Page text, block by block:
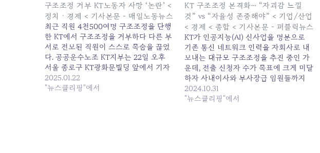
구조조정 거부 KT노동자 사망 ‘논란’ <
정치ㆍ경제 < 기사본문 - 매일노동뉴스
최근 직원 4천500여명 구조조정을 단행
한 KT에서 구조조정을 거부하다 다른 부
서로 전보된 직원이 스스로 목숨을 끊었
다. 공공운수노조 KT지부는 22일 오후
서울 종로구 KT광화문빌딩 앞에서 기자
회견을 열고 “KT경영진은 일방적이고 강
압적인 구조조정을 중단하고 노동자 죽
2025.01.22
"뉴스클리핑"에서
KT 구조조정 본격화… “자괴감 느낄
것” vs “자율성 존중해야” < 기업/산업
< 경제 < 종합 < 기사본문 - 퍼블릭뉴스
KT가 인공지능(AI) 신사업을 명분으로
기존 통신 네트워크 인력을 자회사로 내
보내는 대규모 구조조정을 추진 중인 가
운데, 전출 신청자 수가 목표에 크게 미달
하자 사내이사와 부사장급 임원들까지
동원해 전국을 돌며 사실상 전출 강요에
나서고 있어 논란이 일고 있다.직원들의
2024.10.31
"뉴스클리핑"에서